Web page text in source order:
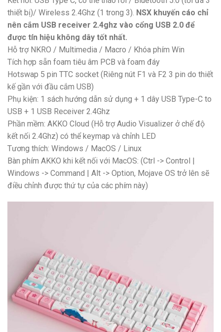
thiết bị)/ Wireless 2.4Ghz (1 trong 3). NSX khuyến cáo chỉ
nên cắm USB receiver 2.4ghz vào cổng USB 2.0 để
được tín hiệu không dây tốt nhất.
Hỗ trợ NKRO / Multimedia / Macro / Khóa phím Win
Tích hợp sẵn foam tiêu âm PCB và foam đáy
Hotswap 5 pin TTC socket (Riêng nút F1 và F2 3 pin do thiết
kế gần với đầu cắm USB)
Phụ kiện: 1 sách hướng dẫn sử dụng + 1 dây USB Type-C to
USB + 1 USB Receiver 2.4Ghz
Phần mềm: AKKO Cloud (Hỗ trợ Audio Visualizer ở chế độ
kết nối 2.4Ghz) có thể keymap và chỉnh LED
Tương thích: Windows / MacOS / Linux
Bàn phím AKKO khi kết nối với MacOS: (Ctrl -> Control |
Windows -> Command | Alt -> Option, Mojave OS trở lên sẽ
điều chỉnh được thứ tự của các phím này)